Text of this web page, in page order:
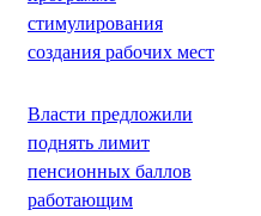
стимулирования
создания рабочих мест
Власти предложили
поднять лимит
пенсионных баллов
работающим